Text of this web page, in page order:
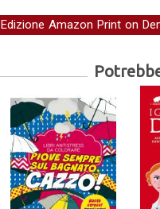
Edizione Amazon Print on